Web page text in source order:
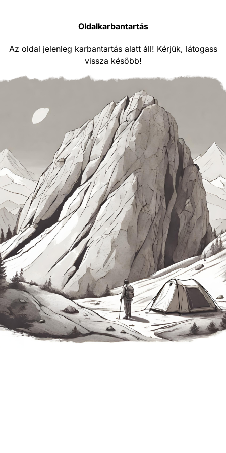
Oldalkarbantartás
Az oldal jelenleg karbantartás alatt áll! Kérjük, látogass
vissza később!